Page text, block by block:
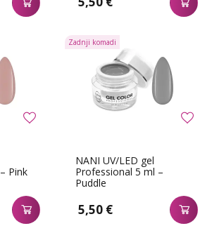
Pink
NANI UV/LED gel
Professional 5 ml –
Puddle
5,50 €
Zadnji komadi